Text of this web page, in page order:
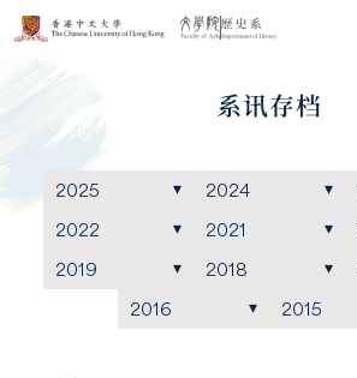
系讯存档
2025 2024
2022
2021
2019
2018
2016
2015